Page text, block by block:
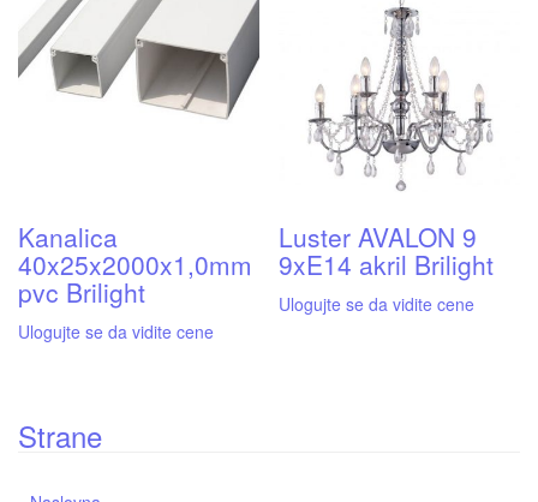
Kanalica
40x25x2000x1,0mm
pvc Brilight
Ulogujte se da vidite cene
Luster AVALON 9
9xE14 akril Brilight
Ulogujte se da vidite cene
Strane